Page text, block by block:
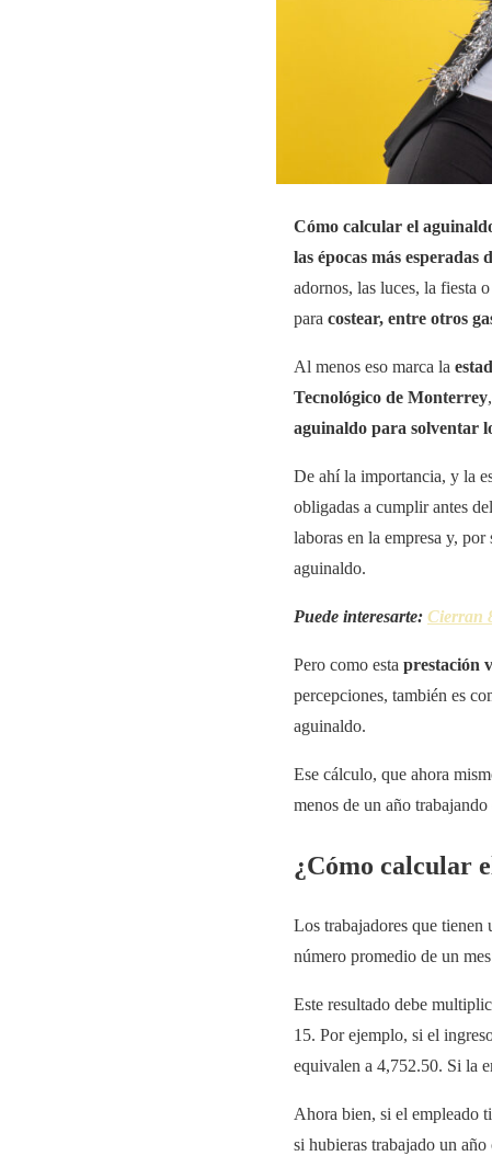
Cómo calcular el
las épocas más esperadas
adornos, las luces, la fiesta
para costear, entre otros
Al menos eso marca la
Tecnológico de Monterrey
aguinaldo para solventar
De ahí la importancia, y la
obligadas a cumplir antes
laboras en la empresa y,
aguinaldo.
Puede interesarte: Cierran
Pero como esta prestación
percepciones, también es
aguinaldo.
Ese cálculo, que ahora
menos de un año
¿Cómo calcular
Los trabajadores que tienen
número promedio de un
Este resultado debe
15. Por ejemplo, si el
equivalen a 4,752.50. Si la
Ahora bien, si el empleado
si hubieras trabajado un